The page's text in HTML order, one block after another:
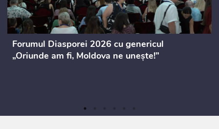
Forumul Diasporei 2026 cu genericul
„Oriunde am fi, Moldova ne unește!”